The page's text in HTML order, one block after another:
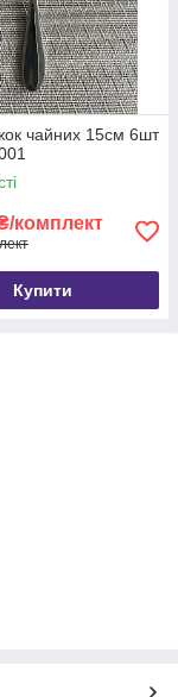
чайних 15см 6шт
комплект
Купити